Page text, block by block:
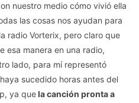
nuestro medio cómo vivió ella
las cosas nos ayudan para
radio Vorterix, pero claro que
esa manera en una radio,
lado, para mí representó
sucedido horas antes del
ya quela canción pronta a